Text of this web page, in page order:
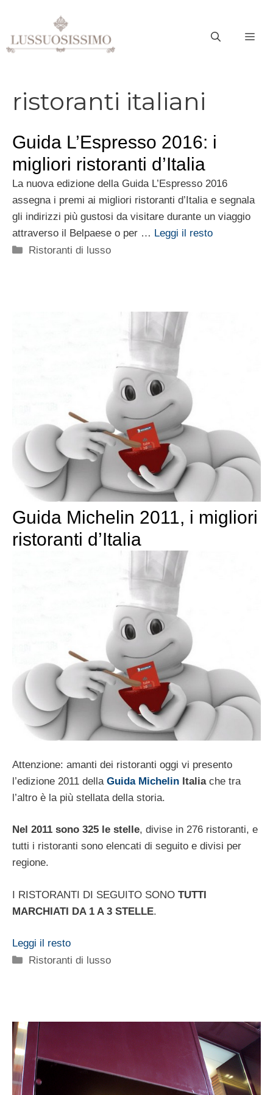
contenuto
ristoranti italiani
Guida L’Espresso 2016: i
migliori ristoranti d’Italia
La nuova edizione della Guida L’Espresso 2016
assegna i premi ai migliori ristoranti d’Italia e segnala
gli indirizzi più gustosi da visitare durante un viaggio
attraverso il Belpaese o per … Leggi il resto
Categorie
Ristoranti di lusso
Guida Michelin 2011, i migliori
ristoranti d’Italia
Attenzione: amanti dei ristoranti oggi vi presento
l’edizione 2011 della Guida Michelin Italiache tra
l’altro è la più stellata della storia.
Nel 2011 sono 325 le stelle, divise in 276 ristoranti, e
tutti i ristoranti sono elencati di seguito e divisi per
regione.
I RISTORANTI DI SEGUITO SONO TUTTI
MARCHIATI DA 1 A 3 STELLE.
Leggi il resto
Categorie
Ristoranti di lusso